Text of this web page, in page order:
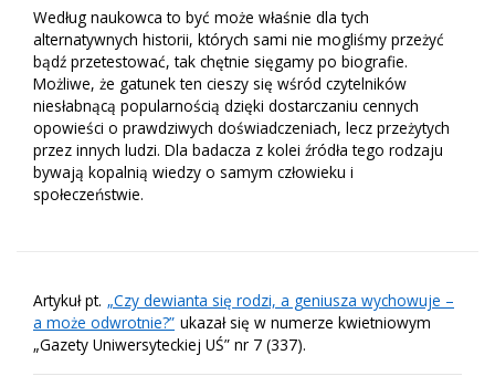
Według naukowca to być może właśnie dla tych
alternatywnych historii, których sami nie mogliśmy przeżyć
bądź przetestować, tak chętnie sięgamy po biografie.
Możliwe, że gatunek ten cieszy się wśród czytelników
niesłabnącą popularnością dzięki dostarczaniu cennych
opowieści o prawdziwych doświadczeniach, lecz przeżytych
przez innych ludzi. Dla badacza z kolei źródła tego rodzaju
bywają kopalnią wiedzy o samym człowieku i
społeczeństwie.
Artykuł pt. „Czy dewianta się rodzi, a geniusza wychowuje –
a może odwrotnie?” ukazał się w numerze kwietniowym
„Gazety Uniwersyteckiej UŚ” nr 7 (337).